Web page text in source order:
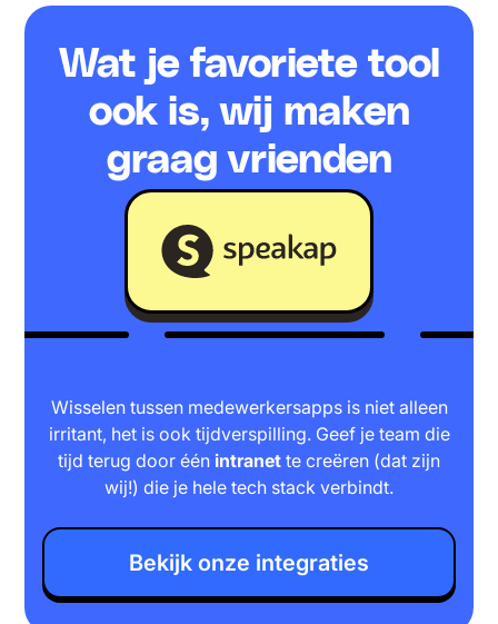
Wat je favoriete tool
ook is, wij maken
graag vrienden
Wisselen tussen medewerkersapps is niet alleen
irritant, het is ook tijdverspilling. Geef je team die
tijd terug door één intranet te creëren (dat zijn
wij!) die je hele tech stack verbindt.
Bekijk onze integraties